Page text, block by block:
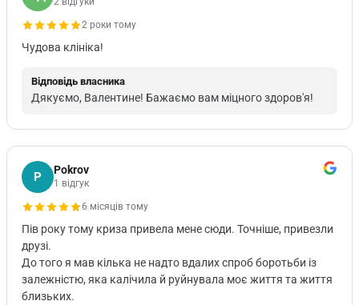
2 роки тому
Чудова клініка!
Відповідь власника
Дякуємо, Валентине! Бажаємо вам міцного здоров'я!
P Pokrov
1 відгук
6 місяців тому
Пів року тому криза привела мене сюди. Точніше, привезли
друзі.
До того я мав кілька не надто вдалих спроб боротьби із
залежністю, яка калічила й руйнувала моє життя та життя
близьких.